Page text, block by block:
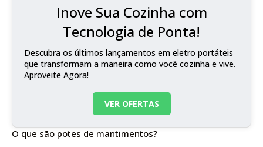
Inove Sua Cozinha com
Tecnologia de Ponta!
Descubra os últimos lançamentos em eletro portáteis
que transformam a maneira como você cozinha e vive.
Aproveite Agora!
VER OFERTAS
O que são potes de mantimentos?